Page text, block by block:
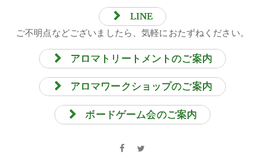
LINE
ご不明点などございましたら、気軽におたずねください。
アロマトリートメントのご案内
アロマワークショップのご案内
ボードゲーム会のご案内